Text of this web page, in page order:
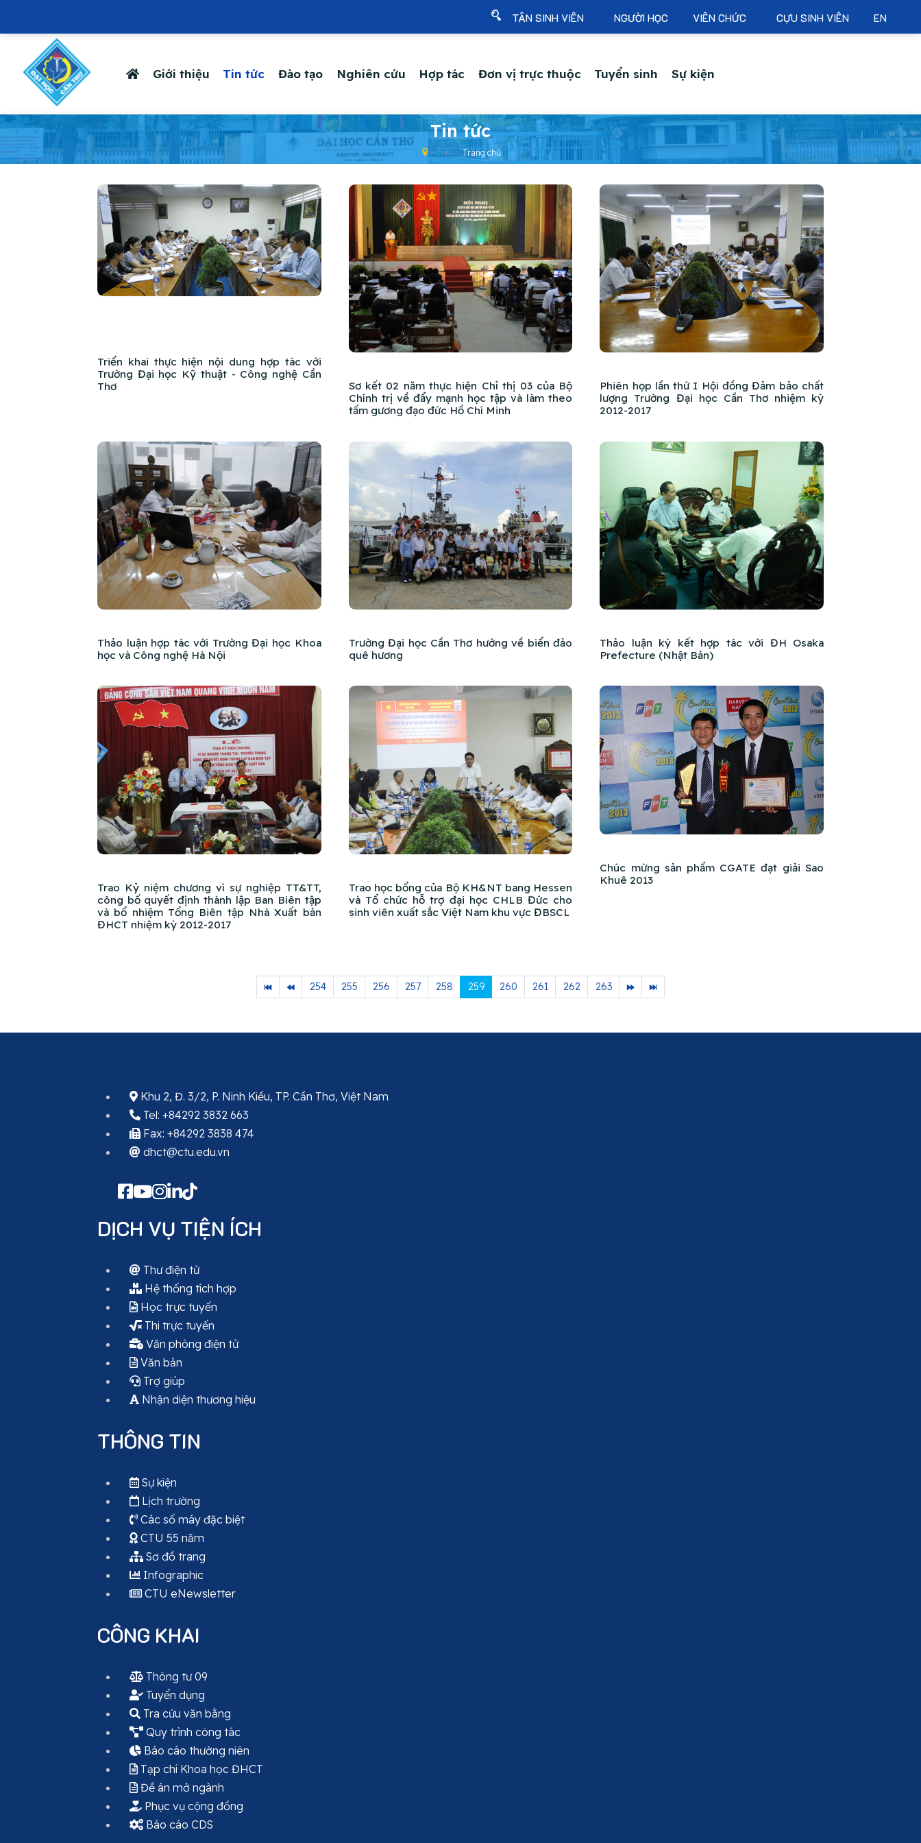
TÂN SINH VIÊN NGƯỜI HỌC VIÊN CHỨC CỰU SINH VIÊN EN
Giới thiệu Tin tức Đào tạo Nghiên cứu Hợp tác Đơn vị trực thuộc Tuyển sinh Sự kiện
- Tin tức
Trang chủ
Triển khai thực hiện nội dung hợp tác với
Trường Đại học Kỹ thuật - Công nghệ Cần
Thơ
Sơ kết 02 năm thực hiện Chỉ thị 03 của Bộ
Chính trị về đẩy mạnh học tập và làm theo
tấm gương đạo đức Hồ Chí Minh
Phiên họp lần thứ I Hội đồng Đảm bảo chất
lượng Trường Đại học Cần Thơ nhiệm kỳ
2012-2017
Thảo luận hợp tác với Trường Đại học Khoa
học và Công nghệ Hà Nội
Trường Đại học Cần Thơ hướng về biển đảo
quê hương
Thảo luận ký kết hợp tác với ĐH Osaka
Prefecture (Nhật Bản)
Trao Kỷ niệm chương vì sự nghiệp TT&TT,
công bố quyết định thành lập Ban Biên tập
và bổ nhiệm Tổng Biên tập Nhà Xuất bản
ĐHCT nhiệm kỳ 2012-2017
Trao học bổng của Bộ KH&NT bang Hessen
và Tổ chức hỗ trợ đại học CHLB Đức cho
sinh viên xuất sắc Việt Nam khu vực ĐBSCL
Chúc mừng sản phẩm CGATE đạt giải Sao
Khuê 2013
254 255 256 257 258 259 260 261 262 263
Khu 2, Đ. 3/2, P. Ninh Kiều, TP. Cần Thơ, Việt Nam
Tel: +84292 3832 663
Fax: +84292 3838 474
dhct@ctu.edu.vn
DỊCH VỤ TIỆN ÍCH
Thư điện tử
Hệ thống tích hợp
Học trực tuyến
Thi trực tuyến
Văn phòng điện tử
Văn bản
Trợ giúp
Nhận diện thương hiệu
THÔNG TIN
Sự kiện
Lịch trường
Các số máy đặc biệt
CTU 55 năm
Sơ đồ trang
Infographic
CTU eNewsletter
CÔNG KHAI
Thông tư 09
Tuyển dụng
Tra cứu văn bằng
Quy trình công tác
Báo cáo thường niên
Tạp chí Khoa học ĐHCT
Đề án mở ngành
Phục vụ cộng đồng
Báo cáo CDS